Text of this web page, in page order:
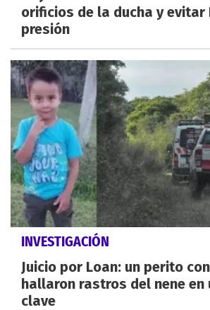
orificios de la ducha y evitar
presión
INVESTIGACIÓN
Juicio por Loan: un perito
hallaron rastros del nene en
clave